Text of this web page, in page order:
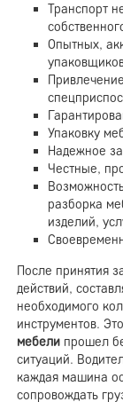
Транспорт
Опытных,
Упаковку
Надежное
Честные,
разборка
изделий,
После принятия
действий,
необходимого
инструментов.
мебели прошел
ситуаций.
каждая машина
сопровождать